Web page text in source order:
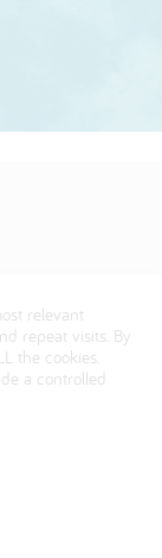
relevant
repeat visits. By
the cookies.
a controlled